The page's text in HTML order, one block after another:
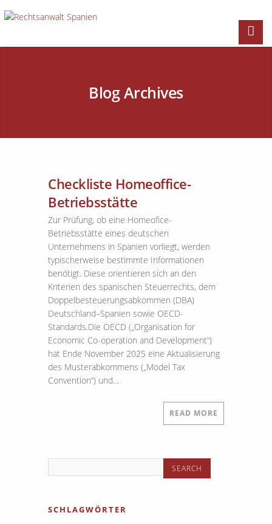
Blog Archives
Checkliste Homeoffice-
Betriebsstätte
Zur Prüfung, ob eine Homeofice-
Betriebsstätte eines deutschen
Unternehmens in Spanien vorliegt, werden
typischerweise bestimmte Informationen
benötigt. Diese orientieren sich an den
Kriterien des spanischen Steuerrechts, dem
Doppelbesteuerungsabkommen (DBA)
Deutschland–Spanien sowie OECD-
Standards.Die OECD („Organisation for
Economic Co-operation and Development“)
hat Ende November 2025 eine Aktualisierung
des Musterabkommens („Model Tax
Convention“) und…
READ MORE
SCHLAGWÖRTER